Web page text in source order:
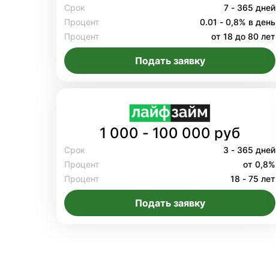
Срок
7 - 365 дней
Процент
0.01 - 0,8% в день
Процент
от 18 до 80 лет
Подать заявку
1 000 - 100 000 руб
Срок
3 - 365 дней
Процент
от 0,8%
Процент
18 - 75 лет
Подать заявку